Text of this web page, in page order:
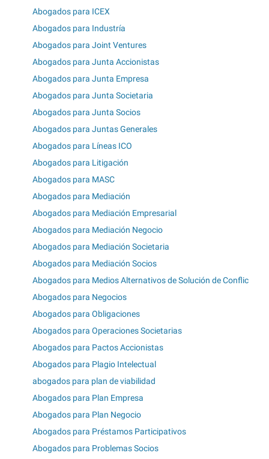
Abogados para ICEX
Abogados para Industría
Abogados para Joint Ventures
Abogados para Junta Accionistas
Abogados para Junta Empresa
Abogados para Junta Societaria
Abogados para Junta Socios
Abogados para Juntas Generales
Abogados para Líneas ICO
Abogados para Litigación
Abogados para MASC
Abogados para Mediación
Abogados para Mediación Empresarial
Abogados para Mediación Negocio
Abogados para Mediación Societaria
Abogados para Mediación Socios
Abogados para Medios Alternativos de Solución de Conflic
Abogados para Negocios
Abogados para Obligaciones
Abogados para Operaciones Societarias
Abogados para Pactos Accionistas
Abogados para Plagio Intelectual
abogados para plan de viabilidad
Abogados para Plan Empresa
Abogados para Plan Negocio
Abogados para Préstamos Participativos
Abogados para Problemas Socios